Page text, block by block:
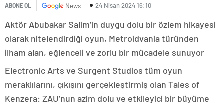
ABONE OL News 24 Nisan 2024 16:10
Aktör Abubakar Salim’in duygu dolu bir özlem hikayesi
olarak nitelendirdiği oyun, Metroidvania türünden
ilham alan, eğlenceli ve zorlu bir mücadele sunuyor
Electronic Arts ve Surgent Studios tüm oyun
meraklılarını, çıkışını gerçekleştirmiş olan Tales of
Kenzera: ZAU’nun azim dolu ve etkileyici bir büyüme